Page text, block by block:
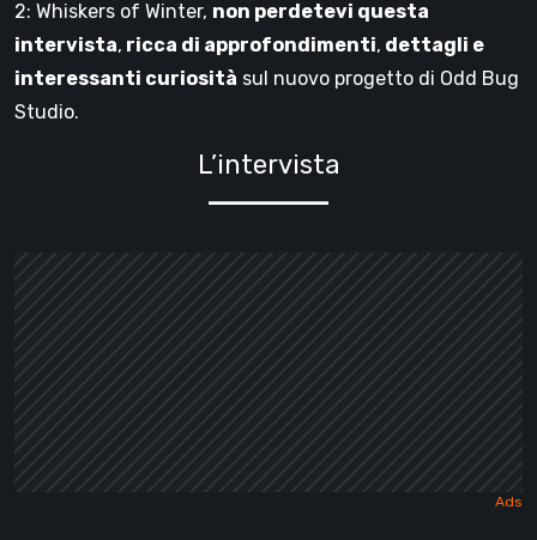
2: Whiskers of Winter, non perdetevi questa
intervista, ricca di approfondimenti, dettagli e
interessanti curiosità sul nuovo progetto di Odd Bug
Studio.
L’intervista